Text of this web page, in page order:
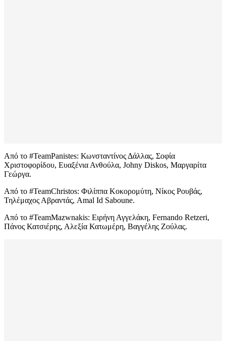
Από το #TeamPanistes: Κωνσταντίνος Δάλλας, Σοφία
Χριστοφορίδου, Ευαξένια Ανθούλα, Johny Diskos, Μαργαρίτα
Γεώργα.
Από το #TeamChristos: Φιλίππα Κοκορομύτη, Νίκος Ρουβάς,
Τηλέμαχος Αβραντάς, Amal Id Saboune.
Από το #TeamMazwnakis: Ειρήνη Αγγελάκη, Fernando Retzeri,
Πάνος Κατσιέρης, Αλεξία Κατωμέρη, Βαγγέλης Ζούλας.